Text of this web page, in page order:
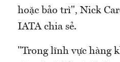
hoặc bảo trì", Nick
IATA chia sẻ.
"Trong lĩnh vực hàng